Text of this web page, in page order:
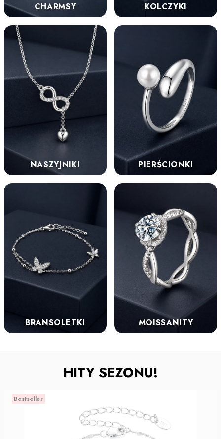
CHARMSY KOLCZYKI
NASZYJNIKI PIERŚCIONKI
BRANSOLETKI MOISSANITY
HITY SEZONU!
Bestseller